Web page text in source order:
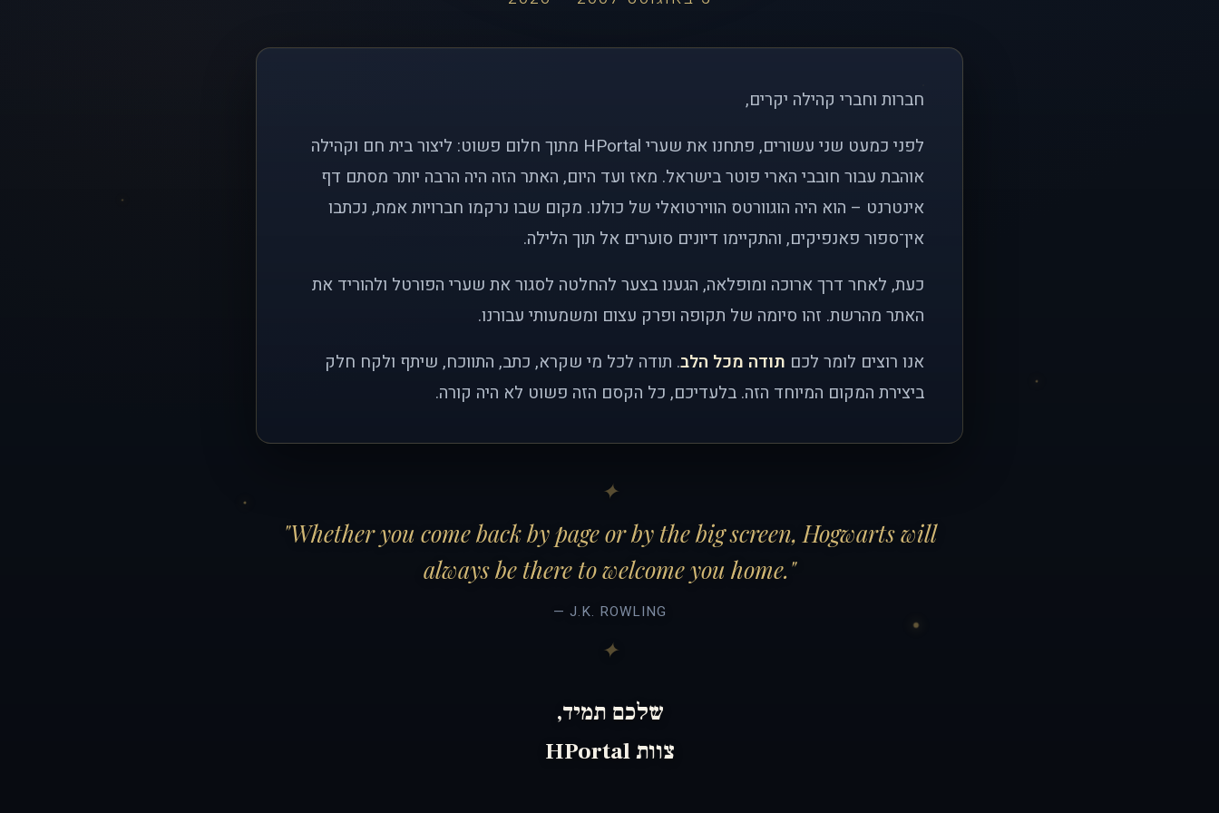
חברות וחברי קהילה יקרים,
לפני כמעט שני עשורים, פתחנו את שערי HPortal מתוך חלום פשוט: ליצור בית חם וקהילה
אוהבת עבור חובבי הארי פוטר בישראל. מאז ועד היום, האתר הזה היה הרבה יותר מסתם דף
אינטרנט – הוא היה הוגוורטס הווירטואלי של כולנו. מקום שבו נרקמו חברויות אמת, נכתבו
אין־ספור פאנפיקים, והתקיימו דיונים סוערים אל תוך הלילה.
כעת, לאחר דרך ארוכה ומופלאה, הגענו בצער להחלטה לסגור את שערי הפורטל ולהוריד את
האתר מהרשת. זהו סיומה של תקופה ופרק עצום ומשמעותי עבורנו.
אנו רוצים לומר לכם תודה מכל הלב. תודה לכל מי שקרא, כתב, התווכח, שיתף ולקח חלק
ביצירת המקום המיוחד הזה. בלעדיכם, כל הקסם הזה פשוט לא היה קורה.
"Whether you come back by page or by the big screen, Hogwarts will
always be there to welcome you home."
— J.K. ROWLING
שלכם תמיד,
צוות HPortal